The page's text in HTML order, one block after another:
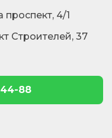
4/1
Строителей, 37
88